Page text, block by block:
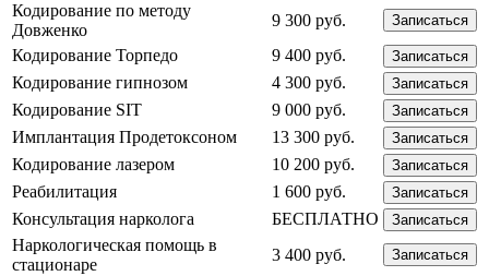
Кодирование по методу
Довженко
9 300 руб. Записаться
Кодирование Торпедо 9 400 руб. Записаться
Кодирование гипнозом 4 300 руб. Записаться
Кодирование SIT 9 000 руб. Записаться
Имплантация Продетоксоном 13 300 руб. Записаться
Кодирование лазером 10 200 руб. Записаться
Реабилитация 1 600 руб. Записаться
Консультация нарколога БЕСПЛАТНО Записаться
Наркологическая помощь в
стационаре
3 400 руб. Записаться